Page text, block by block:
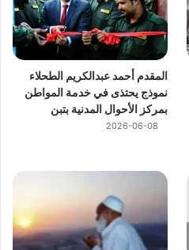
المقدم أحمد عبدالكريم الطحلاء
نموذج يحتذى في خدمة المواطن
بمركز الأحوال المدنية بتبن
2026-06-08